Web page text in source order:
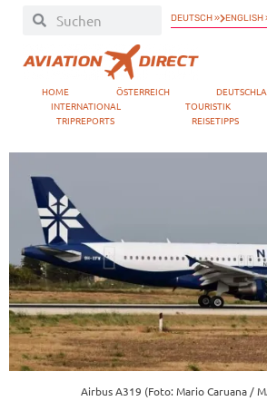
DEUTSCH » ENGLISH
HOME ÖSTERREICH
INTERNATIONAL
TOURISTIK
TRIPREPORTS
REISETIPPS
Airbus A319 (Foto: Mario Caruana /